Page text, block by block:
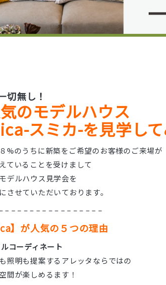
切無し！
のモデルハウス
スミカ-を見学し
%のうちに新築をご希望のお客様のご来場が
ていることを受けまして
デルハウス見学会を
させていただいております。
– – – – – – – – – – – – – – – –
】が人気の５つの理由
コーディネート
照明も提案するアレッタならではの
間が楽しめるます！